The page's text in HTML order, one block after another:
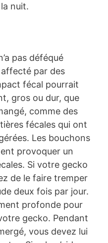
nuit.
pas déféqué
par des
fécal pourrait
gros ou dur, que
comme des
fécales qui ont
Les bouchons
provoquer un
Si votre gecko
de le faire tremper
deux fois par jour.
profonde pour
gecko. Pendant
vous devez lui